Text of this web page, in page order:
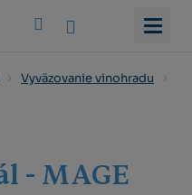
Vyväzovanie vinohradu
- MAGE